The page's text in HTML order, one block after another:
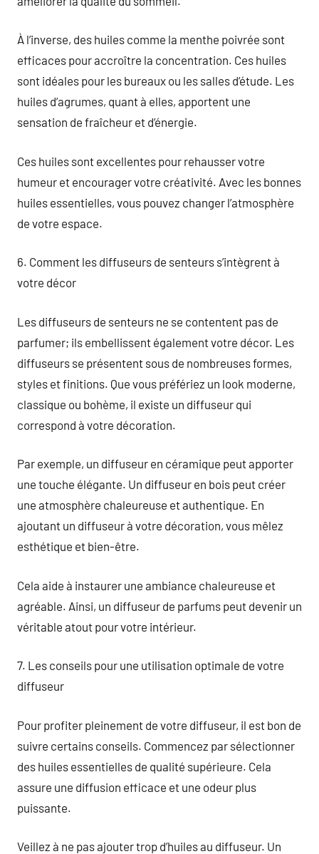
À l’inverse, des huiles comme la menthe poivrée sont
efficaces pour accroître la concentration. Ces huiles
sont idéales pour les bureaux ou les salles d’étude. Les
huiles d’agrumes, quant à elles, apportent une
sensation de fraîcheur et d’énergie.
Ces huiles sont excellentes pour rehausser votre
humeur et encourager votre créativité. Avec les bonnes
huiles essentielles, vous pouvez changer l’atmosphère
de votre espace.
6. Comment les diffuseurs de senteurs s’intègrent à
votre décor
Les diffuseurs de senteurs ne se contentent pas de
parfumer; ils embellissent également votre décor. Les
diffuseurs se présentent sous de nombreuses formes,
styles et finitions. Que vous préfériez un look moderne,
classique ou bohème, il existe un diffuseur qui
correspond à votre décoration.
Par exemple, un diffuseur en céramique peut apporter
une touche élégante. Un diffuseur en bois peut créer
une atmosphère chaleureuse et authentique. En
ajoutant un diffuseur à votre décoration, vous mêlez
esthétique et bien-être.
Cela aide à instaurer une ambiance chaleureuse et
agréable. Ainsi, un diffuseur de parfums peut devenir un
véritable atout pour votre intérieur.
7. Les conseils pour une utilisation optimale de votre
diffuseur
Pour profiter pleinement de votre diffuseur, il est bon de
suivre certains conseils. Commencez par sélectionner
des huiles essentielles de qualité supérieure. Cela
assure une diffusion efficace et une odeur plus
puissante.
Veillez à ne pas ajouter trop d’huiles au diffuseur. Un